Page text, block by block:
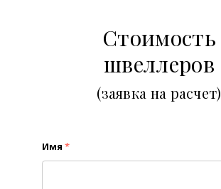
Стоимость
швеллеров
(заявка на расчет)
Имя *